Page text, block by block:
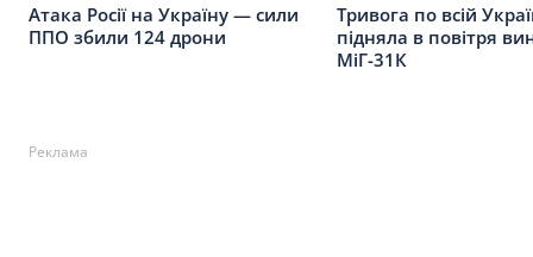
Атака Росії на Україну — сили
ППО збили 124 дрони
Тривога по всій
підняла в повітря
МіГ-31К
Реклама